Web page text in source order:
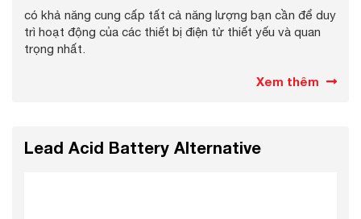
có khả năng cung cấp tất cả năng lượng bạn cần để duy
trì hoạt động của các thiết bị điện tử thiết yếu và quan
trọng nhất.
Xem thêm
Lead Acid Battery Alternative